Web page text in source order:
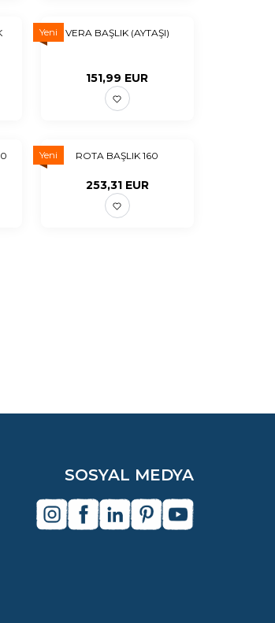
Yeni VERA BAŞLIK (AYTAŞI)
151,99 EUR
Yeni ROTA BAŞLIK 160
253,31EUR
SOSYAL MEDYA
instagramfacebooklinkedinpinterestyoutube